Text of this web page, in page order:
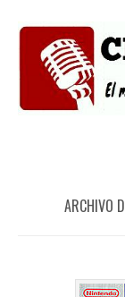
ARCHIVO